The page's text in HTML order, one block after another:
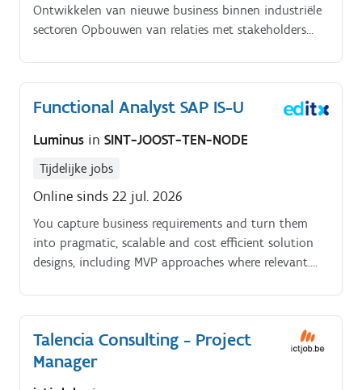
Ontwikkelen van nieuwe business binnen industriële
sectoren Opbouwen van relaties met stakeholders
beslissingsnemers Analyseren van klantuitdagingen en
vertalen naar sterke business cases Positioneren van
ondersteuning Identificeren van groeikansen binnen
klanten en regio’s Vertegenwoordigen van de
marktinzichten en klantfeedback met interne teams.
Onze klant.
Functional Analyst SAP IS-U
Luminus in SINT-JOOST-TEN-NODE
Tijdelijke jobs
Online sinds 22 jul. 2026
You capture business requirements and turn them
into pragmatic, scalable and cost efficient solution
designs, including MVP approaches where relevant.
teams and business stakeholders to ensure alignment
and value delivery.
Talencia Consulting - Project
Manager